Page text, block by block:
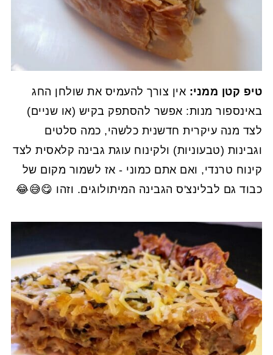
טיפ קטן ממני: אין צורך להעמיס את שולחן החג
באינספור מנות: אפשר להסתפק בקיש (או שניים)
לצד מנה עיקרית חדשנית כלשהי, כמה סלטים
וגבינות (טבעוניות) ולקינוח עוגת גבינה קלאסית לצד
קינוח טרנדי, ואם אתם כמוני - אז לשמור מקום של
כבוד גם לבלינצ'ס הגבינה המיתולוגים. וזהו 😋😅😂